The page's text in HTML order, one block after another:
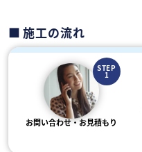
施工の流れ
STEP
1
お問い合わせ・お見積もり